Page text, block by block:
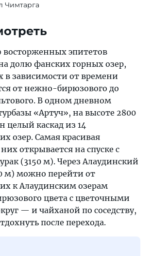
Чимтарга
восторженных эпитетов
долю фанских горных озер,
в зависимости от времени
от нежно-бирюзового до
В одном дневном
«Артуч», на высоте 2800
целый каскад из 14
озер. Самая красивая
открывается на спуске с
(3150 м). Через Алаудинский
м) можно перейти от
к Алаудинским озерам
цвета с цветочными
— и чайханой по соседству,
после перехода.